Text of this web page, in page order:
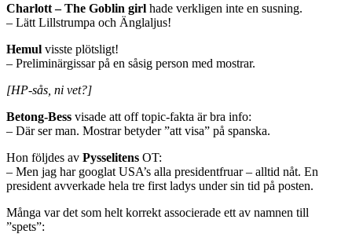
Charlott – The Goblin girl hade verkligen inte en susning.
– Lätt Lillstrumpa och Änglaljus!
Hemul visste plötsligt!
– Preliminärgissar på en såsig person med mostrar.
[HP-sås, ni vet?]
Betong-Bess visade att off topic-fakta är bra info:
– Där ser man. Mostrar betyder ”att visa” på spanska.
Hon följdes av Pysselitens OT:
– Men jag har googlat USA’s alla presidentfruar – alltid nåt. En
president avverkade hela tre first ladys under sin tid på posten.
Många var det som helt korrekt associerade ett av namnen till
”spets”: